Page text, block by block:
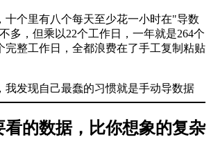
十个里有八个每天至少花一小时在"导数
多，但乘以22个工作日，一年就是264个
整工作日，全都浪费在了手工复制粘贴
看的数据，比你想象的复杂